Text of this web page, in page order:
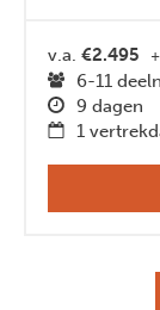
v.a. €2.495
6-11
9 dagen
1